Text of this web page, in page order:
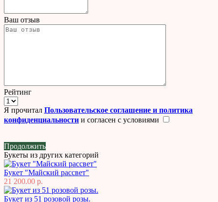
Ваш отзыв
Рейтинг
Я прочитал Пользовательское соглашение и политика
конфиденциальности и согласен с условиями
Продолжить
Букеты из других категорий
Букет "Майский рассвет"
21 200.00 р.
Букет из 51 розовой розы.